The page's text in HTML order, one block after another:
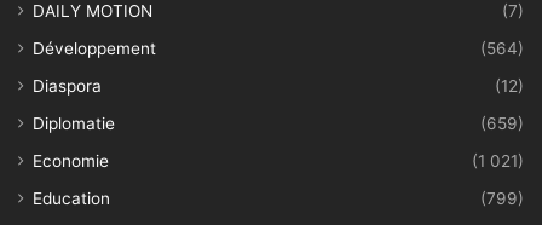
DAILY MOTION
(7)
Développement
(564)
Diaspora
(12)
Diplomatie
(659)
Economie
(1 021)
Education
(799)